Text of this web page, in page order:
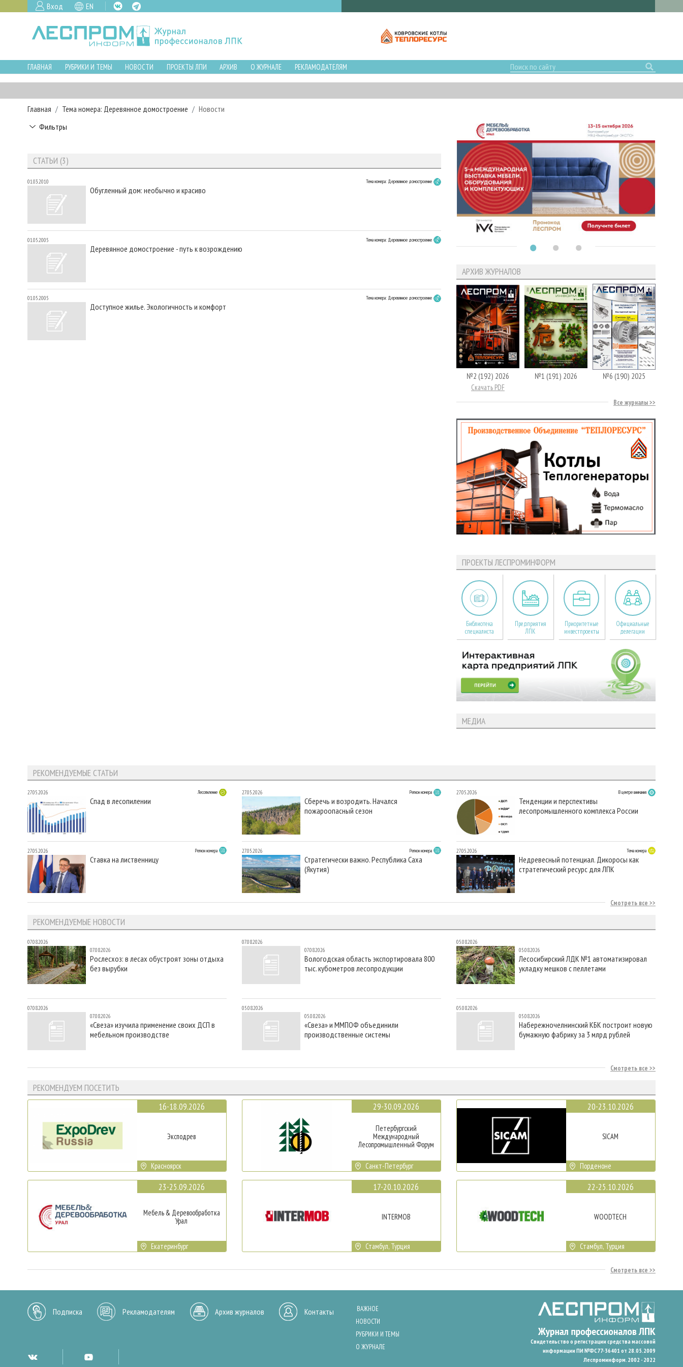
Вход EN
ГЛАВНАЯ РУБРИКИ И ТЕМЫ НОВОСТИ ПРОЕКТЫ ЛПИ АРХИВ О ЖУРНАЛЕ РЕКЛАМОДАТЕЛЯМ
Главная Тема номера: Деревянное домостроение
Новости
Фильтры
СТАТЬИ (3)
01.03.2010 Тема номера: Деревянное домостроение
Обугленный дом: необычно и красиво
01.05.2005 Тема номера: Деревянное домостроение
Деревянное домостроение - путь к возрождению
01.05.2005 Тема номера: Деревянное домостроение
Доступное жилье. Экологичность и комфорт
АРХИВ ЖУРНАЛОВ
№2 (192) 2026
Скачать PDF
№1 (191) 2026 №6 (190) 2025
Все журналы
ПРОЕКТЫ ЛЕСПРОМИНФОРМ
Библиотека
специалиста
Предприятия
ЛПК
Приоритетные
инвестпроекты
Официальные
делегации
МЕДИА
РЕКОМЕНДУЕМЫЕ СТАТЬИ
27.05.2026 Лесопиление
Спад в лесопилении
27.05.2026 Регион номера
Ставка на лиственницу
27.05.2026 Регион номера
Сберечь и возродить. Начался
пожароопасный сезон
27.05.2026 Регион номера
Стратегически важно. Республика Саха
(Якутия)
27.05.2026 В центре внимания
Тенденции и перспективы
лесопромышленного комплекса России
27.05.2026 Тема номера
Недревесный потенциал. Дикоросы как
стратегический ресурс для ЛПК
Смотреть все
РЕКОМЕНДУЕМЫЕ НОВОСТИ
07.08.2026
07.08.2026
Рослесхоз: в лесах обустроят зоны отдыха
без вырубки
07.08.2026
07.08.2026
«Свеза» изучила применение своих ДСП в
мебельном производстве
07.08.2026
07.08.2026
Вологодская область экспортировала 800
тыс. кубометров лесопродукции
05.08.2026
05.08.2026
«Свеза» и ММПОФ объединили
производственные системы
05.08.2026
05.08.2026
Лесосибирский ЛДК №1 автоматизировал
укладку мешков с пеллетами
05.08.2026
05.08.2026
Набережночелнинский КБК построит новую
бумажную фабрику за 3 млрд рублей
Смотреть все
РЕКОМЕНДУЕМ ПОСЕТИТЬ
16-18.09.2026
Эксподрев
Красноярск
23-25.09.2026
Мебель & Деревообработка
Урал
Екатеринбург
29-30.09.2026
Петербургский
Международный
Лесопромышленный Форум
Санкт-Петербург
17-20.10.2026
INTERMOB
Стамбул, Турция
20-23.10.2026
SICAM
Порденоне
22-25.10.2026
WOODTECH
Стамбул, Турция
Смотреть все
Подписка Рекламодателям Архив журналов Контакты
ВАЖНОЕ
НОВОСТИ
РУБРИКИ И ТЕМЫ
О ЖУРНАЛЕ
Свидетельство о регистрации средства массовой
информации ПИ №ФС77-36401 от 28.05.2009
Леспроминформ. 2002 - 2022